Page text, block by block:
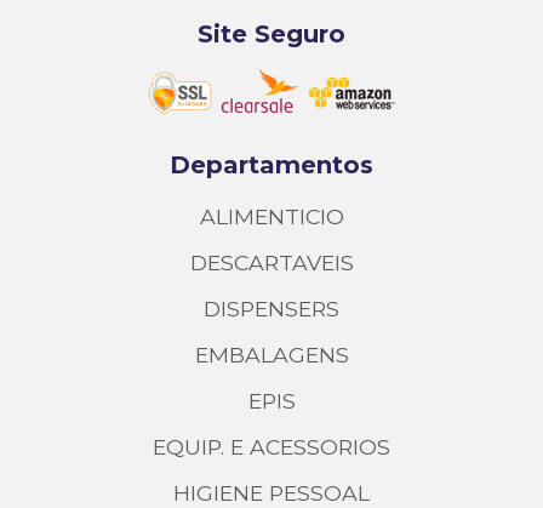
Site Seguro
Departamentos
ALIMENTICIO
DESCARTAVEIS
DISPENSERS
EMBALAGENS
EPIS
EQUIP. E ACESSORIOS
HIGIENE PESSOAL